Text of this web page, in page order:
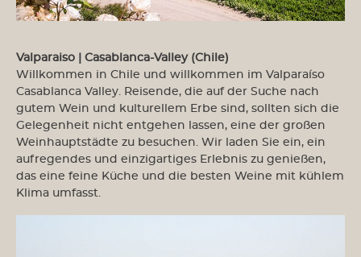
Valparaiso | Casablanca-Valley (Chile)
Willkommen in Chile und willkommen im Valparaíso
Casablanca Valley. Reisende, die auf der Suche nach
gutem Wein und kulturellem Erbe sind, sollten sich die
Gelegenheit nicht entgehen lassen, eine der großen
Weinhauptstädte zu besuchen. Wir laden Sie ein, ein
aufregendes und einzigartiges Erlebnis zu genießen,
das eine feine Küche und die besten Weine mit kühlem
Klima umfasst.